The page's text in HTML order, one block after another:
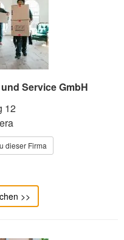
Service GmbH
12
dieser Firma
>>